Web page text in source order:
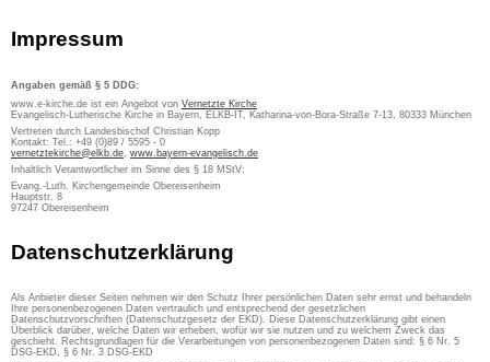
Impressum
Angaben gemäß § 5 DDG:
www.e-kirche.de ist ein Angebot von Vernetzte Kirche
Evangelisch-Lutherische Kirche in Bayern, ELKB-IT, Katharina-von-Bora-Straße 7-13, 80333 München
Vertreten durch Landesbischof Christian Kopp
Kontakt: Tel.: +49 (0)89 / 5595 - 0
vernetztekirche@elkb.de, www.bayern-evangelisch.de
Inhaltlich Verantwortlicher im Sinne des § 18 MStV:
Evang.-Luth. Kirchengemeinde Obereisenheim
Hauptstr. 8
97247 Obereisenheim
Datenschutzerklärung
Als Anbieter dieser Seiten nehmen wir den Schutz Ihrer persönlichen Daten sehr ernst und behandeln
Ihre personenbezogenen Daten vertraulich und entsprechend der gesetzlichen
Datenschutzvorschriften (Datenschutzgesetz der EKD). Diese Datenschutzerklärung gibt einen
Überblick darüber, welche Daten wir erheben, wofür wir sie nutzen und zu welchem Zweck das
geschieht. Rechtsgrundlagen für die Verarbeitungen von personenbezogenen Daten sind: § 6 Nr. 5
DSG-EKD, § 6 Nr. 3 DSG-EKD